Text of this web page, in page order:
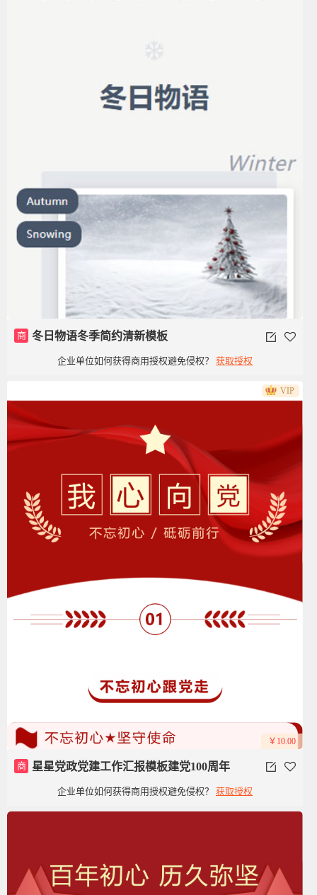
商 冬日物语冬季简约清新模板
企业单位如何获得商用授权避免侵权？ 获取授权
VIP
￥10.00
商 星星党政党建工作汇报模板建党100周年
企业单位如何获得商用授权避免侵权？ 获取授权